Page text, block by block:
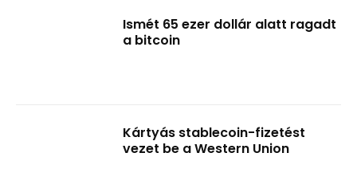
Ismét 65 ezer dollár alatt ragadt
a bitcoin
Kártyás stablecoin-fizetést
vezet be a Western Union